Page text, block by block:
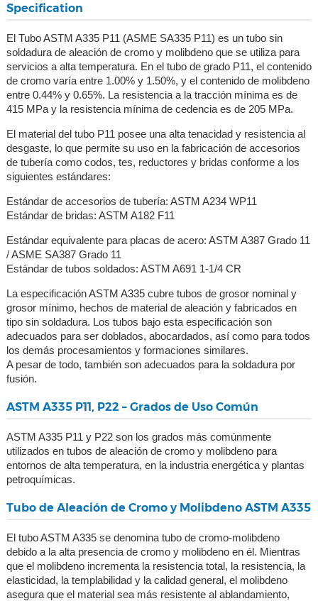
Specification
El Tubo ASTM A335 P11 (ASME SA335 P11) es un tubo sin
soldadura de aleación de cromo y molibdeno que se utiliza para
servicios a alta temperatura. En el tubo de grado P11, el contenido
de cromo varía entre 1.00% y 1.50%, y el contenido de molibdeno
entre 0.44% y 0.65%. La resistencia a la tracción mínima es de
415 MPa y la resistencia mínima de cedencia es de 205 MPa.
El material del tubo P11 posee una alta tenacidad y resistencia al
desgaste, lo que permite su uso en la fabricación de accesorios
de tubería como codos, tes, reductores y bridas conforme a los
siguientes estándares:
Estándar de accesorios de tubería: ASTM A234 WP11
Estándar de bridas: ASTM A182 F11
Estándar equivalente para placas de acero: ASTM A387 Grado 11
/ ASME SA387 Grado 11
Estándar de tubos soldados: ASTM A691 1-1/4 CR
La especificación ASTM A335 cubre tubos de grosor nominal y
grosor mínimo, hechos de material de aleación y fabricados en
tipo sin soldadura. Los tubos bajo esta especificación son
adecuados para ser doblados, abocardados, así como para todos
los demás procesamientos y formaciones similares.
A pesar de todo, también son adecuados para la soldadura por
fusión.
ASTM A335 P11, P22 – Grados de Uso Común
ASTM A335 P11 y P22 son los grados más comúnmente
utilizados en tubos de aleación de cromo y molibdeno para
entornos de alta temperatura, en la industria energética y plantas
petroquímicas.
Tubo de Aleación de Cromo y Molibdeno ASTM A335
El tubo ASTM A335 se denomina tubo de cromo-molibdeno
debido a la alta presencia de cromo y molibdeno en él. Mientras
que el molibdeno incrementa la resistencia total, la resistencia, la
elasticidad, la templabilidad y la calidad general, el molibdeno
asegura que el material sea más resistente al ablandamiento,